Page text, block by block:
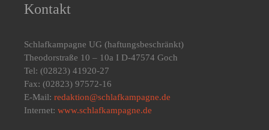
Kontakt
Schlafkampagne UG (haftungsbeschränkt)
Theodorstraße 10 – 10a I D-47574 Goch
Tel: (02823) 41920-27
Fax: (02823) 97572-16
E-Mail: redaktion@schlafkampagne.de
Internet: www.schlafkampagne.de